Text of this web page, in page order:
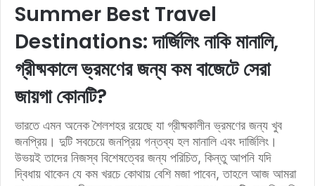
Summer Best Travel
Destinations: দার্জিলিং নাকি মানালি,
গ্রীষ্মকালে ভ্রমণের জন্য কম বাজেটে সেরা
জায়গা কোনটি?
ভারতে এমন অনেক শৈলশহর রয়েছে যা গ্রীষ্মকালীন ভ্রমণের জন্য খুব
জনপ্রিয়। দুটি সবচেয়ে জনপ্রিয় গন্তব্য হল মানালি এবং দার্জিলিং।
উভয়ই তাদের নিজস্ব বিশেষত্বের জন্য পরিচিত, কিন্তু আপনি যদি
দ্বিধায় থাকেন যে কম খরচে কোথায় বেশি মজা পাবেন, তাহলে আজ আমরা